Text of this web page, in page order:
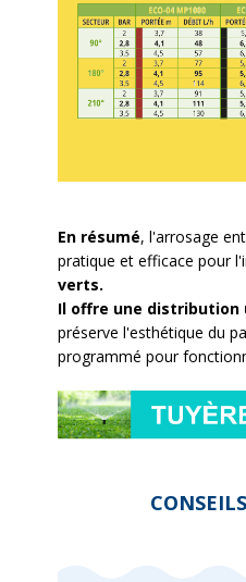
En résumé, l'arrosage
pratique et efficace pour
verts.
Il offre une distribution
préserve l'esthétique du
programmé pour